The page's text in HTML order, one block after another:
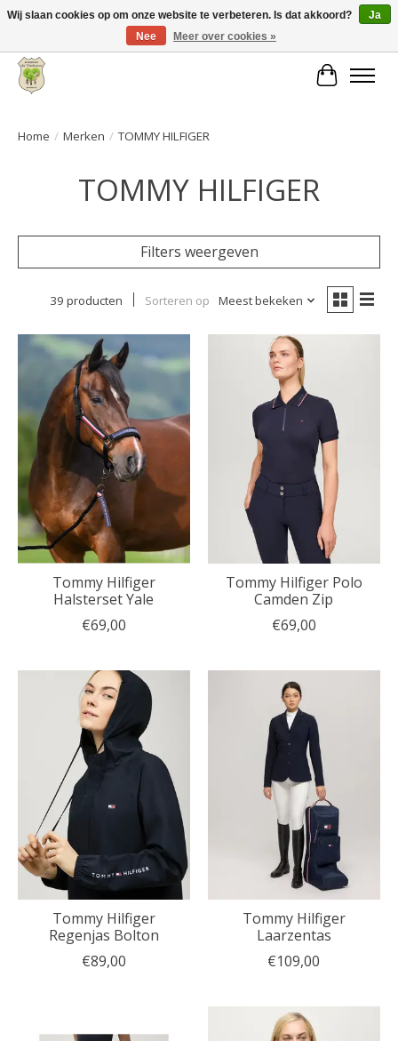
Grote keuze aan producten en snelle verzending!
Home / Merken / TOMMY HILFIGER
TOMMY HILFIGER
Filters weergeven
39 producten Sorteren op Meest bekeken
Tommy Hilfiger
Halsterset Yale
€69,00
Tommy Hilfiger Polo
Camden Zip
€69,00
Tommy Hilfiger
Regenjas Bolton
€89,00
Tommy Hilfiger
Laarzentas
€109,00
Wij slaan cookies op om onze website te verbeteren. Is dat akkoord?
Ja
Nee
Meer over cookies »